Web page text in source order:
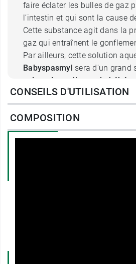
faire éclater les bulles de gaz
l’intestin et qui sont la cause
Cette substance agit dans la
gaz qui entraînent le
Par ailleurs, cette solution
Babyspasmyl sera d'un grand
calmer les coliques de bébé ,
n’ayant aucun caractère de
d’inquiétude pour les parents
continus qu’elles engendrent.
CONSEILS D'UTILISATION
COMPOSITION